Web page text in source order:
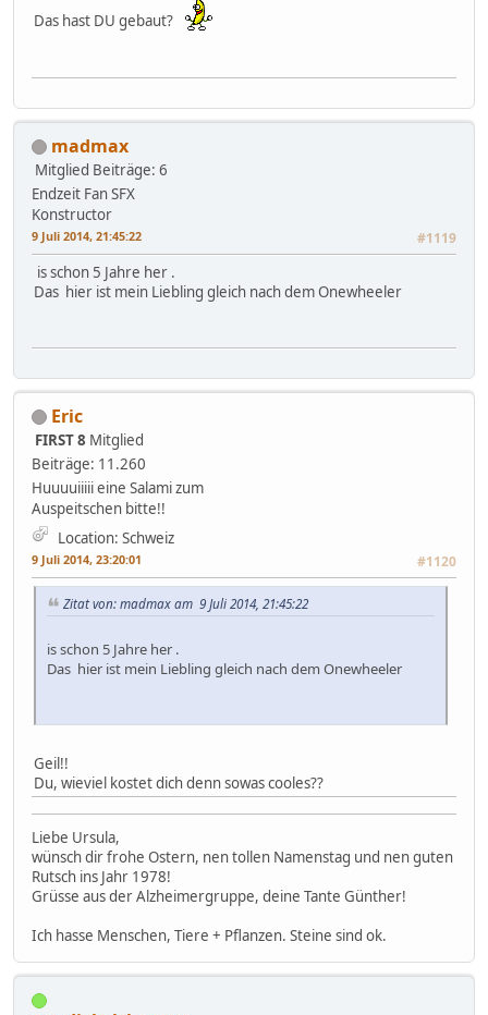
Das hast DU gebaut?
madmax
Mitglied Beiträge: 6
Endzeit Fan SFX
Konstructor
9 Juli 2014, 21:45:22 #1119
is schon 5 Jahre her .
Das hier ist mein Liebling gleich nach dem Onewheeler
Eric
FIRST 8 Mitglied
Beiträge: 11.260
Huuuuiiiii eine Salami zum
Auspeitschen bitte!!
Location: Schweiz
9 Juli 2014, 23:20:01 #1120
Zitat von: madmax am 9 Juli 2014, 21:45:22
is schon 5 Jahre her .
Das hier ist mein Liebling gleich nach dem Onewheeler
Geil!!
Du, wieviel kostet dich denn sowas cooles??
Liebe Ursula,
wünsch dir frohe Ostern, nen tollen Namenstag und nen guten
Rutsch ins Jahr 1978!
Grüsse aus der Alzheimergruppe, deine Tante Günther!
Ich hasse Menschen, Tiere + Pflanzen. Steine sind ok.